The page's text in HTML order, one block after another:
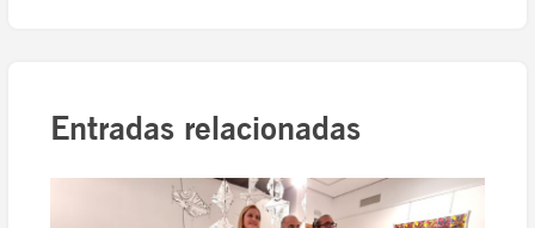
Entradas relacionadas